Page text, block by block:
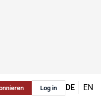
Log in DE EN